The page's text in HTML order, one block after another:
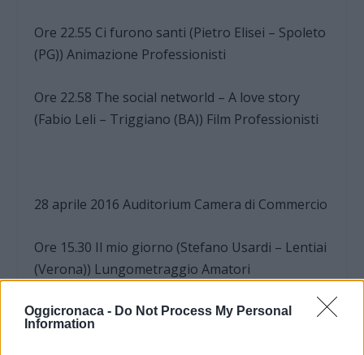
Oggicronaca - Do Not Process My Personal
Information
Ore 22.55 Ci furono santi (Pietro Elisei – Spoleto
(PG)) Animazione Professionisti
Ore 22.58 The social networld – A love story
(Fabio Leli – Triggiano (BA)) Film Professionisti
28 aprile 2016 Auditorium Camera di Commercio
Ore 15.30 Il mio giorno (Stefano Usardi – Lentiai
(Verona)) Lungometraggio Amatori
Ore 16.56 Food is Energy (Alessandra Baldi -S.
Giuliano Terme (PI)) Sezione Scuole